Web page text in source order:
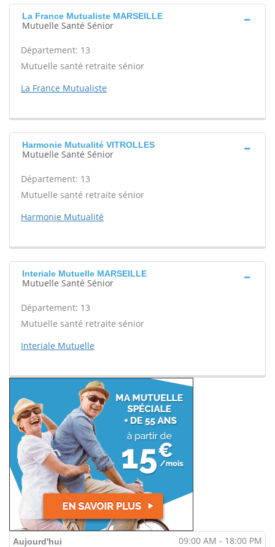
La France Mutualiste MARSEILLE
Mutuelle Santé Sénior
Département: 13
Mutuelle santé retraite sénior
La France Mutualiste
Harmonie Mutualité VITROLLES
Mutuelle Santé Sénior
Département: 13
Mutuelle santé retraite sénior
Harmonie Mutualité
Interiale Mutuelle MARSEILLE
Mutuelle Santé Sénior
Département: 13
Mutuelle santé retraite sénior
Interiale Mutuelle
Aujourd'hui 09:00 AM - 18:00 PM